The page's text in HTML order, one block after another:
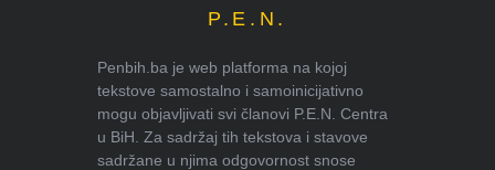
P.E.N.
Penbih.ba je web platforma na kojoj
tekstove samostalno i samoinicijativno
mogu objavljivati svi članovi P.E.N. Centra
u BiH. Za sadržaj tih tekstova i stavove
sadržane u njima odgovornost snose